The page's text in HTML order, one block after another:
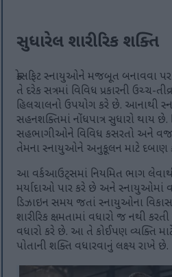
સુધારેલ શારીરિક શક્તિ
ક્રોસફિટ સ્નાયુઓને મજબૂત બનાવવા પર
તે દરેક સત્રમાં વિવિધ પ્રકારની ઉચ્ચ-
હિલચાલનો ઉપયોગ કરે છે. આનાથી
સહનશક્તિમાં નોંધપાત્ર સુધારો થાય
સહભાગીઓને વિવિધ કસરતો અને
તેમના સ્નાયુઓને અનુકૂલન માટે દબાણ
આ વર્કઆઉટ્સમાં નિયમિત ભાગ
મર્યાદાઓ પાર કરે છે અને સ્નાયુઓમાં
ડિઝાઇન સમય જતાં સ્નાયુઓના
શારીરિક ક્ષમતામાં વધારો જ નથી
વધારો કરે છે. આ તે કોઈપણ વ્યક્તિ
પોતાની શક્તિ વધારવાનું લક્ષ્ય રાખે છે.